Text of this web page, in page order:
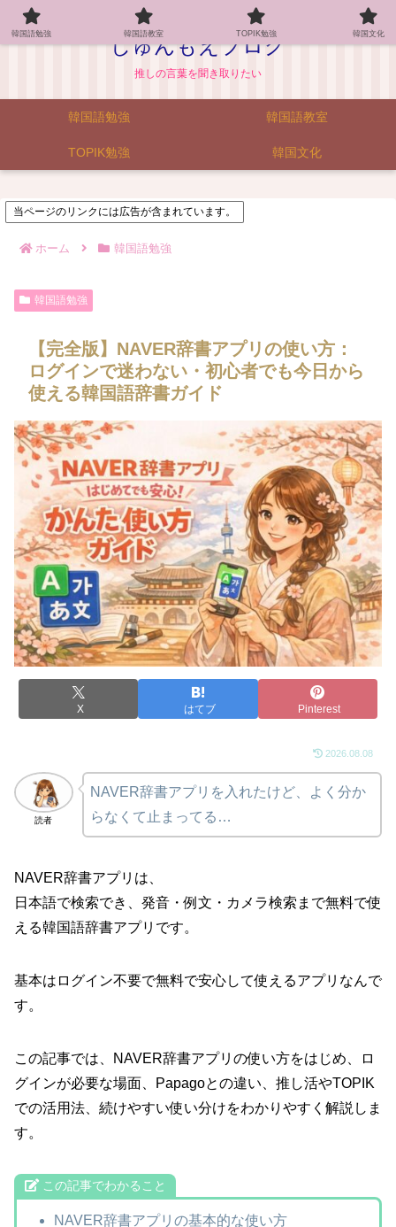
じゅんもえブログ
推しの言葉を聞き取りたい
韓国語勉強 韓国語教室
TOPIK勉強 韓国文化
当ページのリンクには広告が含まれています。
ホーム 韓国語勉強
韓国語勉強
【完全版】NAVER辞書アプリの使い方：
ログインで迷わない・初心者でも今日から
使える韓国語辞書ガイド
X はてブ Pinterest
2026.08.08
読者
NAVER辞書アプリを入れたけど、よく分か
らなくて止まってる…
NAVER辞書アプリは、
日本語で検索でき、発音・例文・カメラ検索まで無料で使
える韓国語辞書アプリです。
基本はログイン不要で無料で安心して使えるアプリなんで
す。
この記事では、NAVER辞書アプリの使い方をはじめ、ロ
グインが必要な場面、Papagoとの違い、推し活やTOPIK
での活用法、続けやすい使い分けをわかりやすく解説しま
す。
この記事でわかること
NAVER辞書アプリの基本的な使い方
韓国語勉強 韓国語教室 TOPIK勉強 韓国文化